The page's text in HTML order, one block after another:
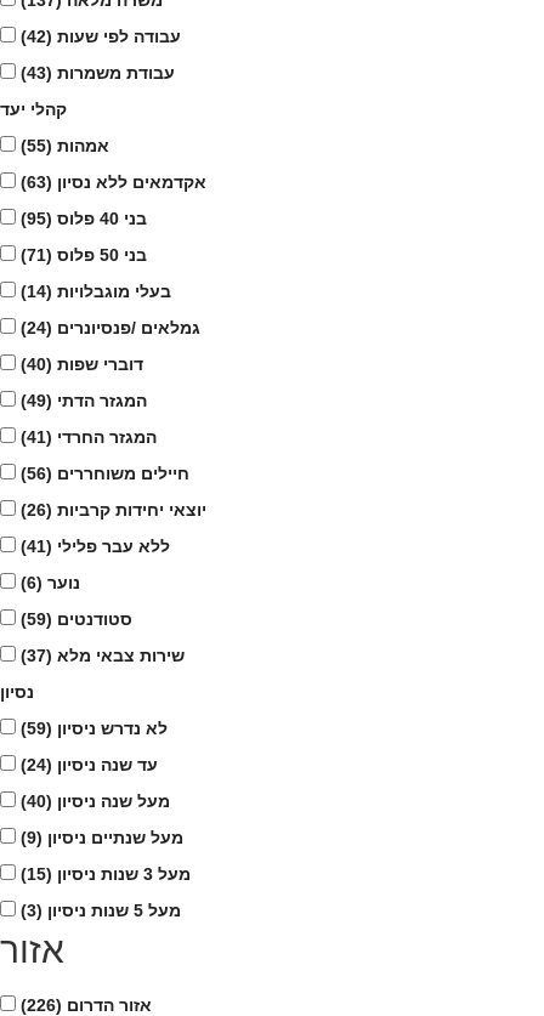
עבודה לפי שעות (42)
עבודת משמרות (43)
קהלי יעד
אמהות (55)
אקדמאים ללא נסיון (63)
בני 40 פלוס
(95)
בני 50 פלוס
(71)
בעלי מוגבלויות (14)
גמלאים /פנסיונרים (24)
דוברי שפות (40)
המגזר הדתי (49)
המגזר החרדי (41)
חיילים משוחררים (56)
יוצאי יחידות קרביות (26)
ללא עבר פלילי (41)
נוער (6)
סטודנטים (59)
שירות צבאי מלא (37)
נסיון
לא נדרש ניסיון (59)
עד שנה ניסיון (24)
מעל שנה ניסיון (40)
מעל שנתיים ניסיון (9)
מעל 3 שנות ניסיון
(15)
מעל 5 שנות ניסיון
(3)
אזור
אזור הדרום (226)